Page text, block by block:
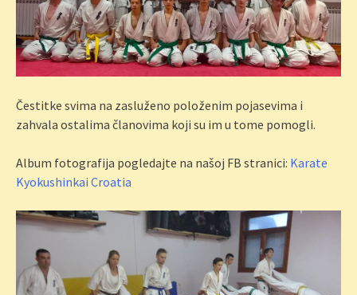
Čestitke svima na zasluženo položenim pojasevima i
zahvala ostalima članovima koji su im u tome pomogli.
Album fotografija pogledajte na našoj FB stranici: Karate
Kyokushinkai Croatia